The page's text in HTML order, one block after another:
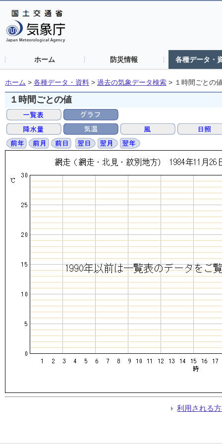
ホーム 防災情報 各種データ・
ホーム > 各種データ・資料 > 過去の気象データ検索 > １時間ごとの
１時間ごとの値
利用される